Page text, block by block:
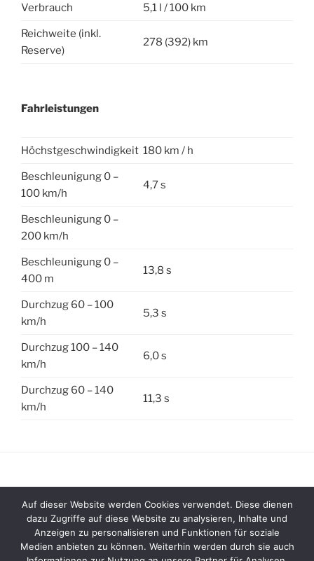
Verbrauch 5,1 l / 100 km
Reichweite (inkl.
Reserve)
278 (392) km
Fahrleistungen
Höchstgeschwindigkeit 180 km / h
Beschleunigung 0 –
100 km/h
4,7 s
Beschleunigung 0 –
200 km/h
Beschleunigung 0 –
400 m
13,8 s
Durchzug 60 – 100
km/h
5,3 s
Durchzug 100 – 140
km/h
6,0 s
Durchzug 60 – 140
km/h
11,3 s
Impressum
Datenschutzerklärung
Auf dieser Website werden Cookies verwendet. Diese dienen
dazu Zugriffe auf diese Website zu analysieren, Inhalte und
Anzeigen zu personalisieren und Funktionen für soziale
Medien anbieten zu können. Weiterhin werden durch sie auch